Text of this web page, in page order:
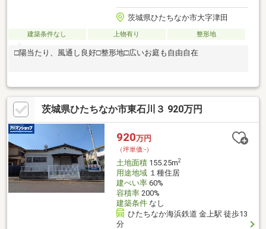
茨城県ひたちなか市大字津田
建築条件なし 上物有り 整形地
□陽当たり、風通し良好□整形地□広いお庭も自由自在
茨城県ひたちなか市東石川３ 920万円
920万円
（坪単価:-）
土地面積155.25m2
用途地域１種住居
建ぺい率60%
容積率200%
建築条件なし
ひたちなか海浜鉄道 金上駅 徒歩13
分